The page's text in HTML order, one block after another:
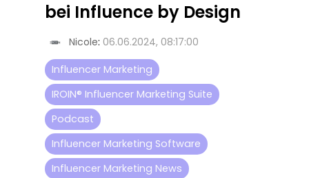
bei Influence by Design
Nicole: 06.06.2024, 08:17:00
Influencer Marketing
IROIN® Influencer Marketing Suite
Podcast
Influencer Marketing Software
Influencer Marketing News